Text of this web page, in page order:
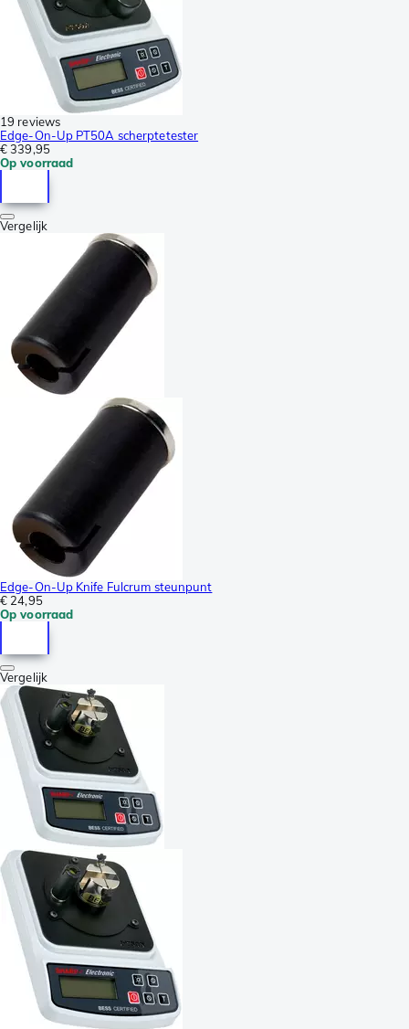
19 reviews
Edge-On-Up PT50A scherptetester
€ 339,95
Op voorraad
Vergelijk
Edge-On-Up Knife Fulcrum steunpunt
€ 24,95
Op voorraad
Vergelijk